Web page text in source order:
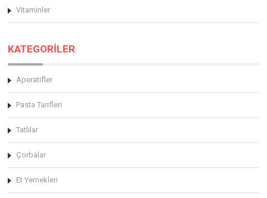
Vitaminler
KATEGORİLER
Aperatifler
Pasta Tarifleri
Tatlılar
Çorbalar
Et Yemekleri